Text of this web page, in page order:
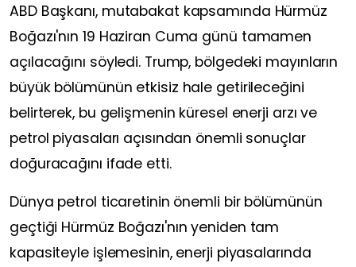
ABD Başkanı, mutabakat kapsamında Hürmüz
Boğazı'nın 19 Haziran Cuma günü tamamen
açılacağını söyledi. Trump, bölgedeki mayınların
büyük bölümünün etkisiz hale getirileceğini
belirterek, bu gelişmenin küresel enerji arzı ve
petrol piyasaları açısından önemli sonuçlar
doğuracağını ifade etti.
Dünya petrol ticaretinin önemli bir bölümünün
geçtiği Hürmüz Boğazı'nın yeniden tam
kapasiteyle işlemesinin, enerji piyasalarında